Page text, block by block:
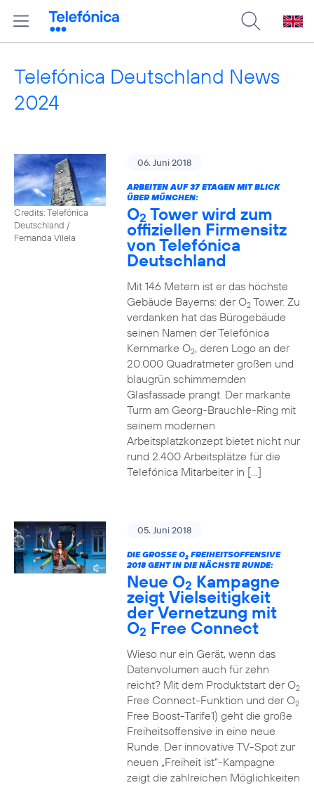
Telefónica Deutschland News
2024
Credits: Telefónica
Deutschland /
Fernanda Vilela
06. Juni 2018
ARBEITEN AUF 37 ETAGEN MIT BLICK
ÜBER MÜNCHEN:
O2 Tower wird zum
offiziellen Firmensitz
von Telefónica
Deutschland
Mit 146 Metern ist er das höchste
Gebäude Bayerns: der O2Tower. Zu
verdanken hat das Bürogebäude
seinen Namen der Telefónica
Kernmarke O2, deren Logo an der
20.000 Quadratmeter großen und
blaugrün schimmernden
Glasfassade prangt. Der markante
Turm am Georg-Brauchle-Ring mit
seinem modernen
Arbeitsplatzkonzept bietet nicht nur
rund 2.400 Arbeitsplätze für die
Telefónica Mitarbeiter in […]
05. Juni 2018
DIE GROSSE O 2FREIHEITSOFFENSIVE
2018 GEHT IN DIE NÄCHSTE RUNDE:
Neue O2 Kampagne
zeigt Vielseitigkeit
der Vernetzung mit
O2 Free Connect
Wieso nur ein Gerät, wenn das
Datenvolumen auch für zehn
reicht? Mit dem Produktstart der O2
Free Connect-Funktion und der O2
Free Boost-Tarife1) geht die große
Freiheitsoffensive in eine neue
Runde. Der innovative TV-Spot zur
neuen „Freiheit ist“-Kampagne
zeigt die zahlreichen Möglichkeiten